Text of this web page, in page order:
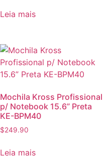
Leia mais
Mochila Kross Profissional
p/ Notebook 15.6” Preta
KE-BPM40
$249.90
Leia mais